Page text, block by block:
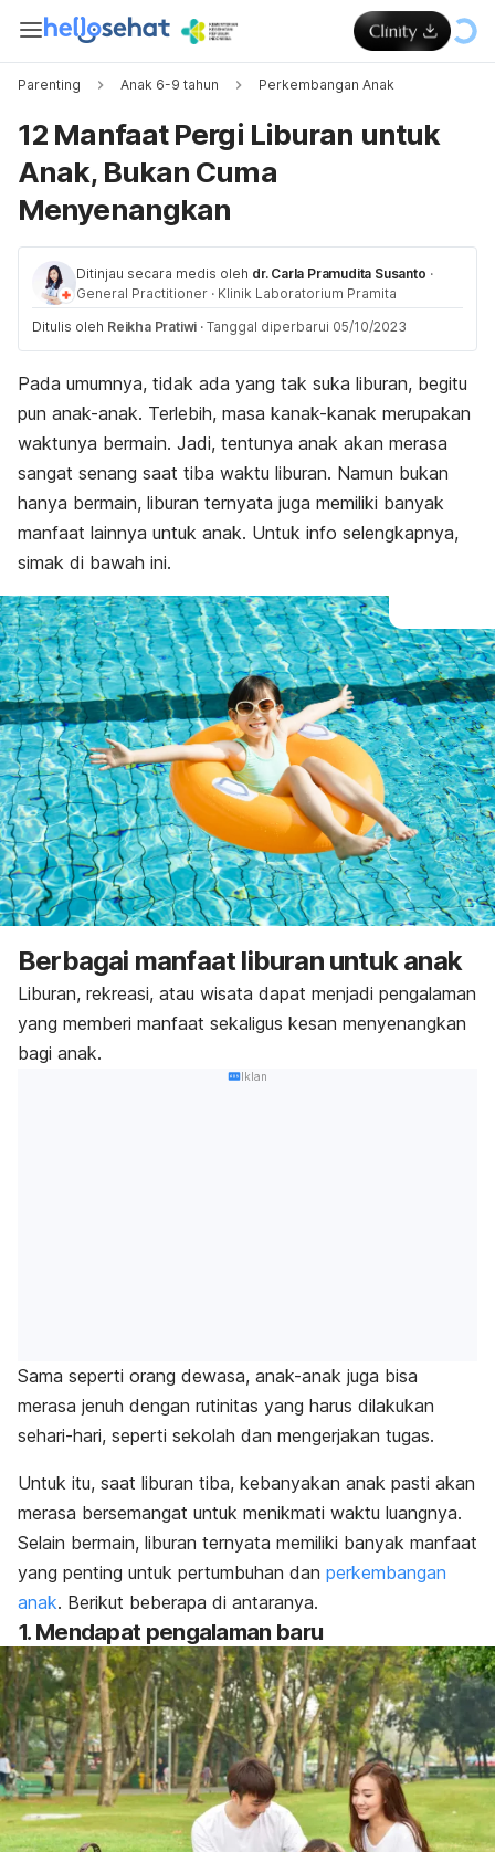
Parenting Anak 6-9 tahun Perkembangan Anak
12 Manfaat Pergi Liburan untuk
Anak, Bukan Cuma
Menyenangkan
Ditinjau secara medis oleh dr. Carla Pramudita Susanto ·
General Practitioner · Klinik Laboratorium Pramita
Ditulis oleh Reikha Pratiwi · Tanggal diperbarui 05/10/2023
Pada umumnya, tidak ada yang tak suka liburan, begitu
pun anak-anak. Terlebih, masa kanak-kanak merupakan
waktunya bermain. Jadi, tentunya anak akan merasa
sangat senang saat tiba waktu liburan. Namun bukan
hanya bermain, liburan ternyata juga memiliki banyak
manfaat lainnya untuk anak. Untuk info selengkapnya,
simak di bawah ini.
Berbagai manfaat liburan untuk anak
Liburan, rekreasi, atau wisata dapat menjadi pengalaman
yang memberi manfaat sekaligus kesan menyenangkan
bagi anak.
Iklan
Sama seperti orang dewasa, anak-anak juga bisa
merasa jenuh dengan rutinitas yang harus dilakukan
sehari-hari, seperti sekolah dan mengerjakan tugas.
Untuk itu, saat liburan tiba, kebanyakan anak pasti akan
merasa bersemangat untuk menikmati waktu luangnya.
Selain bermain, liburan ternyata memiliki banyak manfaat
yang penting untuk pertumbuhan dan perkembangan
anak. Berikut beberapa di antaranya.
1. Mendapat pengalaman baru